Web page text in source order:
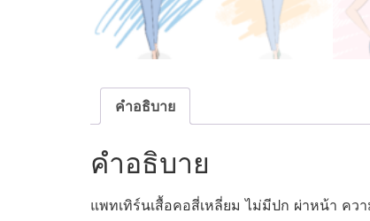
คำอธิบาย
คำอธิบาย
แพทเทิร์นเสื้อคอสี่เหลี่ยม ไม่มีปก ผ่าหน้า คว